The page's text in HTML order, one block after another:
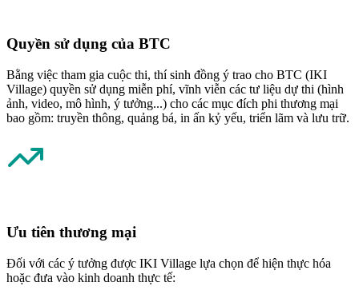
Quyền sử dụng của BTC
Bằng việc tham gia cuộc thi, thí sinh đồng ý trao cho BTC (IKI
Village) quyền sử dụng miễn phí, vĩnh viễn các tư liệu dự thi (hình
ảnh, video, mô hình, ý tưởng...) cho các mục đích phi thương mại
bao gồm: truyền thông, quảng bá, in ấn kỷ yếu, triển lãm và lưu trữ.
Ưu tiên thương mại
Đối với các ý tưởng được IKI Village lựa chọn để hiện thực hóa
hoặc đưa vào kinh doanh thực tế: